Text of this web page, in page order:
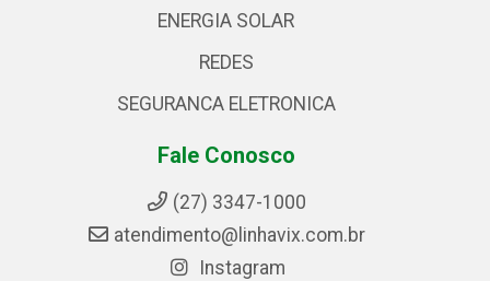
ENERGIA SOLAR
REDES
SEGURANCA ELETRONICA
Fale Conosco
(27) 3347-1000
atendimento@linhavix.com.br
Instagram